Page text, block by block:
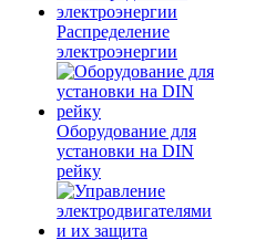
Распределение
электроэнергии
Оборудование для
установки на DIN
рейку